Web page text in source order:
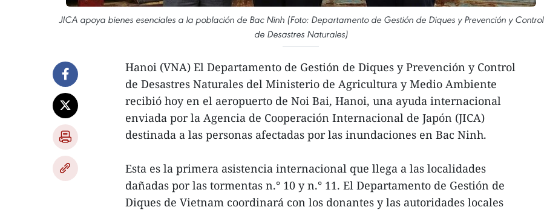
JICA apoya bienes esenciales a la población de Bac Ninh (Foto: Departamento de Gestión de Diques y Prevención y Control
de Desastres Naturales)
Hanoi (VNA) El Departamento de Gestión de Diques y Prevención y Control
de Desastres Naturales del Ministerio de Agricultura y Medio Ambiente
recibió hoy en el aeropuerto de Noi Bai, Hanoi, una ayuda internacional
enviada por la Agencia de Cooperación Internacional de Japón (JICA)
destinada a las personas afectadas por las inundaciones en Bac Ninh.
Esta es la primera asistencia internacional que llega a las localidades
dañadas por las tormentas n.° 10 y n.° 11. El Departamento de Gestión de
Diques de Vietnam coordinará con los donantes y las autoridades locales